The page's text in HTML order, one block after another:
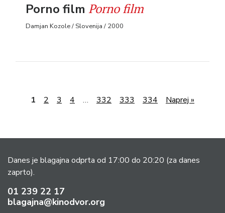
Porno film Porno film
Damjan Kozole / Slovenija / 2000
1 2 3 4 … 332 333 334 Naprej »
Danes je blagajna odprta od 17:00 do 20:20 (za danes
zaprto).
01 239 22 17
blagajna@kinodvor.org